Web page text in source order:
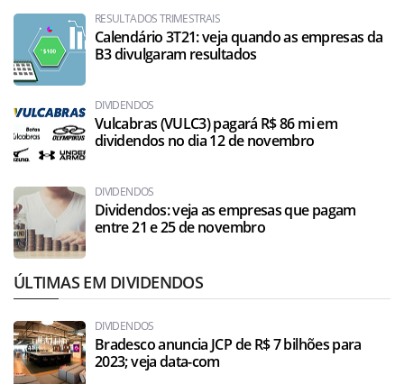
RESULTADOS TRIMESTRAIS
Calendário 3T21: veja quando as empresas da
B3 divulgaram resultados
DIVIDENDOS
Vulcabras (VULC3) pagará R$ 86 mi em
dividendos no dia 12 de novembro
DIVIDENDOS
Dividendos: veja as empresas que pagam
entre 21 e 25 de novembro
ÚLTIMAS EM DIVIDENDOS
DIVIDENDOS
Bradesco anuncia JCP de R$ 7 bilhões para
2023; veja data-com